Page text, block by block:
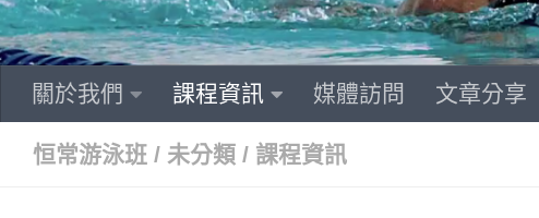
關於我們 課程資訊 媒體訪問 文章分享
恒常游泳班 / 未分類 / 課程資訊